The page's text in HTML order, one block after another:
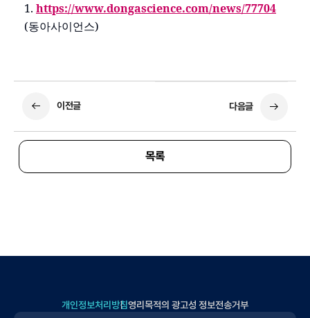
1. https://www.dongascience.com/news/77704
(동아사이언스)
이전글 다음글
목록
개인정보처리방침영리목적의 광고성 정보전송거부